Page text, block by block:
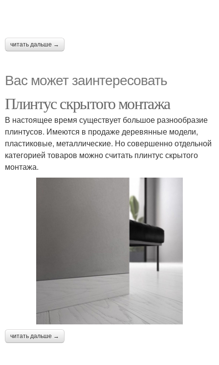
читать дальше →
Вас может заинтересовать
Плинтус скрытого монтажа
В настоящее время существует большое разнообразие
плинтусов. Имеются в продаже деревянные модели,
пластиковые, металлические. Но совершенно отдельной
категорией товаров можно считать плинтус скрытого
монтажа.
читать дальше →